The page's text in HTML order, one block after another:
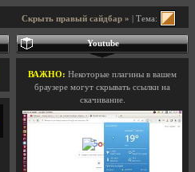
Скрыть правый сайдбар » | Тема:
Youtube
ВАЖНО: Некоторые плагины в вашем
браузере могут скрывать ссылки на
скачивание.